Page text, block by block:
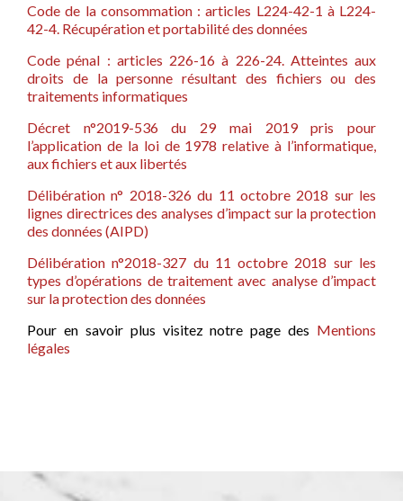
Code de la consommation : articles L224-42-1 à L224-
42-4. Récupération et portabilité des données
Code pénal : articles 226-16 à 226-24. Atteintes aux
droits de la personne résultant des fichiers ou des
traitements informatiques
Décret n°2019-536 du 29 mai 2019 pris pour
l’application de la loi de 1978 relative à l’informatique,
aux fichiers et aux libertés
Délibération n° 2018-326 du 11 octobre 2018 sur les
lignes directrices des analyses d’impact sur la protection
des données (AIPD)
Délibération n°2018-327 du 11 octobre 2018 sur les
types d’opérations de traitement avec analyse d’impact
sur la protection des données
Pour en savoir plus visitez notre page des Mentions
légales